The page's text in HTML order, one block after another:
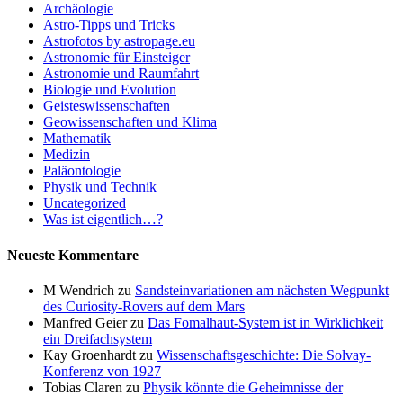
Archäologie
Astro-Tipps und Tricks
Astrofotos by astropage.eu
Astronomie für Einsteiger
Astronomie und Raumfahrt
Biologie und Evolution
Geisteswissenschaften
Geowissenschaften und Klima
Mathematik
Medizin
Paläontologie
Physik und Technik
Uncategorized
Was ist eigentlich…?
Neueste Kommentare
M Wendrich zu Sandsteinvariationen am nächsten Wegpunkt
des Curiosity-Rovers auf dem Mars
Manfred Geierzu Das Fomalhaut-System ist in Wirklichkeit
ein Dreifachsystem
Kay Groenhardt zu Wissenschaftsgeschichte: Die Solvay-
Konferenz von 1927
Tobias Claren zu Physik könnte die Geheimnisse der